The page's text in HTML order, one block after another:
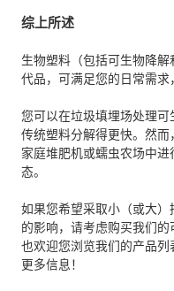
综上所述
生物塑料（包括可生物降
代品，可满足您的日常需求
您可以在垃圾填埋场处理
传统塑料分解得更快。然而
家庭堆肥机或蠕虫农场中
态。
如果您希望采取小（或大
的影响，请考虑购买我们的
也欢迎您浏览我们的产品列
更多信息！